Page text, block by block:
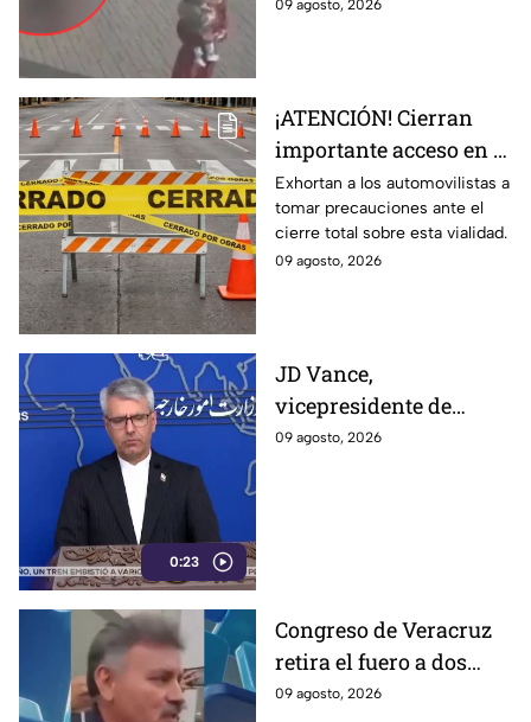
así ocurrió
09 agosto, 2026
¡ATENCIÓN! Cierran
importante acceso en el
Eje Metropolitano en
León; ¿cuál es el
motivo?
Exhortan a los automovilistas a
tomar precauciones ante el
cierre total sobre esta vialidad.
09 agosto, 2026
0:23
JD Vance,
vicepresidente de
Estados Unidos,
09 agosto, 2026
Congreso de Veracruz
retira el fuero a dos
alcaldes; revelan
09 agosto, 2026